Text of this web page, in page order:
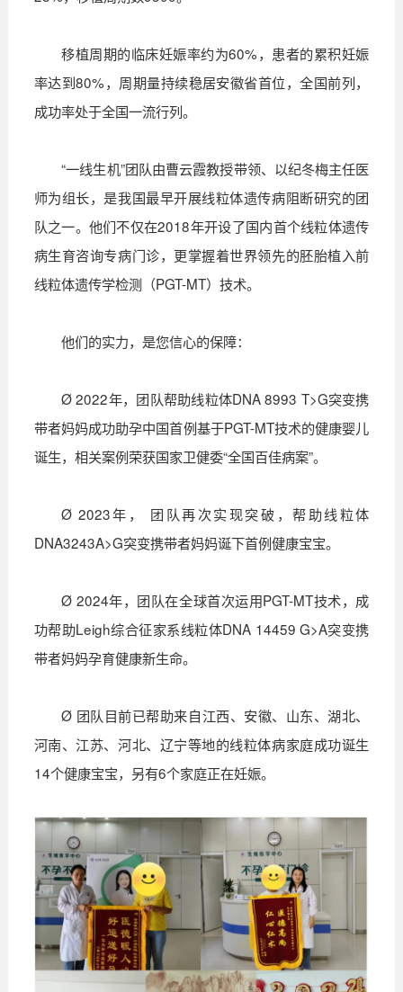
移植周期的临床妊娠率约为60%，患者的累积妊娠
率达到80%，周期量持续稳居安徽省首位，全国前列，
成功率处于全国一流行列。
“一线生机”团队由曹云霞教授带领、以纪冬梅主任医
师为组长，是我国最早开展线粒体遗传病阻断研究的团
队之一。他们不仅在2018年开设了国内首个线粒体遗传
病生育咨询专病门诊，更掌握着世界领先的胚胎植入前
线粒体遗传学检测（PGT-MT）技术。
他们的实力，是您信心的保障：
Ø 2022年，团队帮助线粒体DNA 8993 T>G突变携
带者妈妈成功助孕中国首例基于PGT-MT技术的健康婴儿
诞生，相关案例荣获国家卫健委“全国百佳病案”。
Ø 2023年， 团队再次实现突破，帮助线粒体
DNA3243A>G突变携带者妈妈诞下首例健康宝宝。
Ø 2024年，团队在全球首次运用PGT-MT技术，成
功帮助Leigh综合征家系线粒体DNA 14459 G>A突变携
带者妈妈孕育健康新生命。
Ø 团队目前已帮助来自江西、安徽、山东、湖北、
河南、江苏、河北、辽宁等地的线粒体病家庭成功诞生
14个健康宝宝，另有6个家庭正在妊娠。